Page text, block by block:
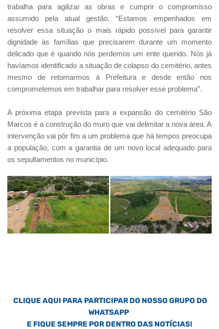
trabalha para agilizar as obras e cumprir o compromisso
assumido pela atual gestão. “Estamos empenhados em
resolver essa situação o mais rápido possível para garantir
dignidade às famílias que precisarem durante um momento
delicado que é quando nós perdemos um ente querido. Nós já
havíamos identificado a situação de colapso do cemitério, antes
mesmo de retomarmos à Prefeitura e desde então nos
comprometemos em trabalhar para resolver esse problema”.
A próxima etapa prevista para a expansão do cemitério São
Marcos é a construção do muro que vai delimitar a nova área. A
intervenção vai pôr fim a um problema que há tempos preocupa
a população, com a garantia de um novo local adequado para
os sepultamentos no município.
CLIQUE AQUI PARA PARTICIPAR DO NOSSO GRUPO DO
WHATSAPP
E FIQUE SEMPRE POR DENTRO DAS NOTÍCIAS!